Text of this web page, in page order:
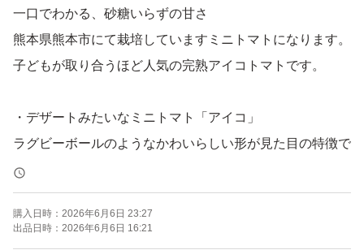
一口でわかる、砂糖いらずの甘さ
熊本県熊本市にて栽培していますミニトマトになります。
子どもが取り合うほど人気の完熟アイコトマトです。
・デザートみたいなミニトマト「アイコ」
ラグビーボールのようなかわいらしい形が見た目の特徴で
す
アイコトマトは、抗酸化物質であるリコピンを多く含みま
す。
購入日時： 2026年6月6日 23:27
出品日時： 2026年6月6日 16:21